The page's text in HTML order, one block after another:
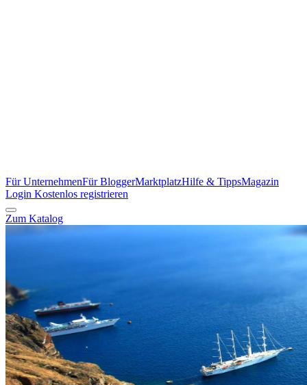
Für UnternehmenFür BloggerMarktplatzHilfe & TippsMagazin
Login Kostenlos registrieren
Zum Katalog